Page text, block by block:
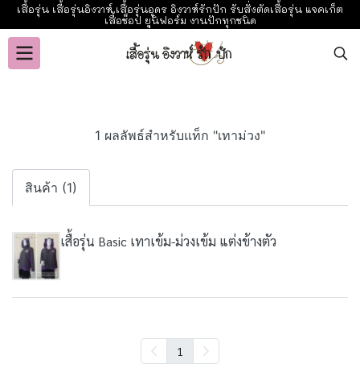
เสื้อรุ่น เสื้อรุ่นอิงวาห์ เสื้อรุ่นอุดร อิงวาห์รักปัก รับสั่งตัดเสื้อรุ่น แจคเก็ต
เสื้อช็อป ยูนิฟอร์ม งานปักทุกชนิด
1 ผลลัพธ์สำหรับแท็ก "เทาม่วง"
สินค้า (1)
เสื้อรุ่น Basic เทาเข้ม-ม่วงเข้ม แต่งข้างตัว
1